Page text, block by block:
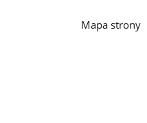
Mapa strony